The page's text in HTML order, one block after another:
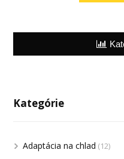
Kategórie
Adaptácia na chlad (12)